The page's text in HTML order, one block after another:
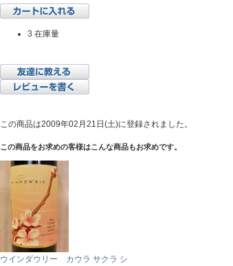
3 在庫量
この商品は2009年02月21日(土)に登録されました。
この商品をお求めの客様はこんな商品もお求めです。
ウインダウリー カウラ サクラ シ